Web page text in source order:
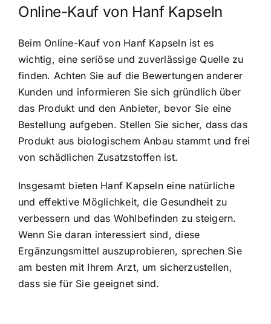
Online-Kauf von Hanf Kapseln
Beim Online-Kauf von Hanf Kapseln ist es
wichtig, eine seriöse und zuverlässige Quelle zu
finden. Achten Sie auf die Bewertungen anderer
Kunden und informieren Sie sich gründlich über
das Produkt und den Anbieter, bevor Sie eine
Bestellung aufgeben. Stellen Sie sicher, dass das
Produkt aus biologischem Anbau stammt und frei
von schädlichen Zusatzstoffen ist.
Insgesamt bieten Hanf Kapseln eine natürliche
und effektive Möglichkeit, die Gesundheit zu
verbessern und das Wohlbefinden zu steigern.
Wenn Sie daran interessiert sind, diese
Ergänzungsmittel auszuprobieren, sprechen Sie
am besten mit Ihrem Arzt, um sicherzustellen,
dass sie für Sie geeignet sind.